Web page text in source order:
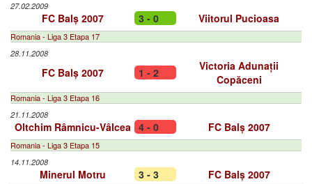
27.02.2009
FC Balș 2007 3 - 0 Viitorul Pucioasa
Romania - Liga 3 Etapa 17
28.11.2008
FC Balș 2007 1 - 2
Victoria Adunații
Copăceni
Romania - Liga 3 Etapa 16
21.11.2008
Oltchim Râmnicu-Vâlcea 4 - 0 FC Balș 2007
Romania - Liga 3 Etapa 15
14.11.2008
Minerul Motru 3 - 3 FC Balș 2007